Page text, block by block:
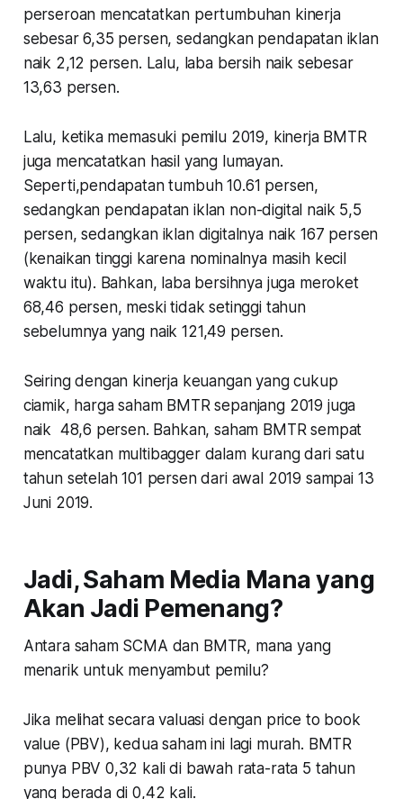
perseroan mencatatkan pertumbuhan kinerja
sebesar 6,35 persen, sedangkan pendapatan iklan
naik 2,12 persen. Lalu, laba bersih naik sebesar
13,63 persen.
Lalu, ketika memasuki pemilu 2019, kinerja BMTR
juga mencatatkan hasil yang lumayan.
Seperti,pendapatan tumbuh 10.61 persen,
sedangkan pendapatan iklan non-digital naik 5,5
persen, sedangkan iklan digitalnya naik 167 persen
(kenaikan tinggi karena nominalnya masih kecil
waktu itu). Bahkan, laba bersihnya juga meroket
68,46 persen, meski tidak setinggi tahun
sebelumnya yang naik 121,49 persen.
Seiring dengan kinerja keuangan yang cukup
ciamik, harga saham BMTR sepanjang 2019 juga
naik 48,6 persen. Bahkan, saham BMTR sempat
mencatatkan multibagger dalam kurang dari satu
tahun setelah 101 persen dari awal 2019 sampai 13
Juni 2019.
Jadi, Saham Media Mana yang
Akan Jadi Pemenang?
Antara saham SCMA dan BMTR, mana yang
menarik untuk menyambut pemilu?
Jika melihat secara valuasi dengan price to book
value (PBV), kedua saham ini lagi murah. BMTR
punya PBV 0,32 kali di bawah rata-rata 5 tahun
yang berada di 0,42 kali.